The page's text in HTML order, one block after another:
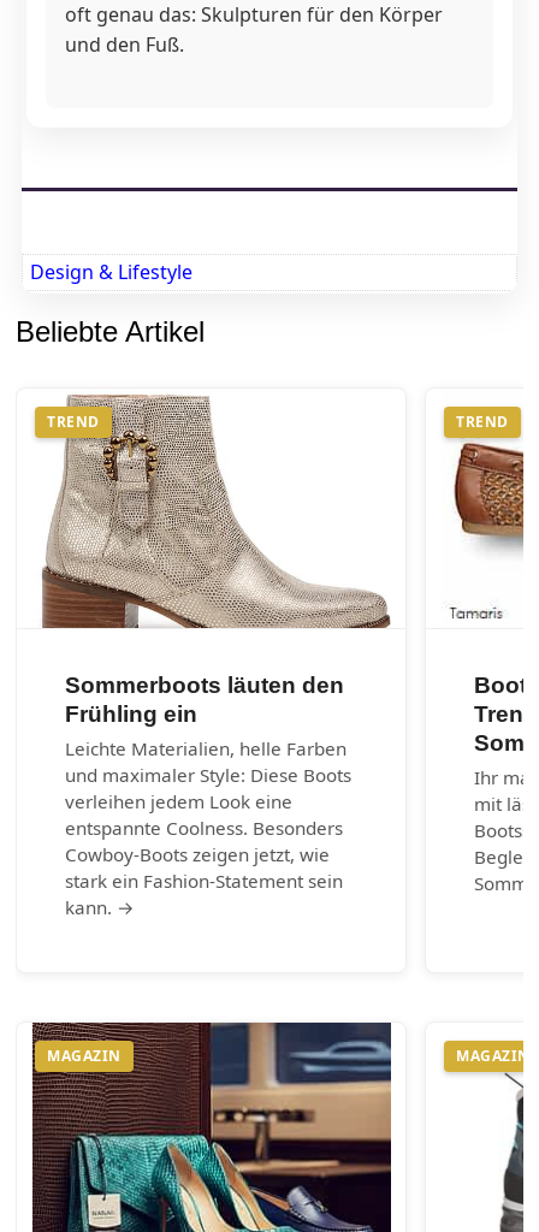
oft genau das: Skulpturen für den Körper
und den Fuß.
Design & Lifestyle
Beliebte Artikel
TREND
Sommerboots läuten den
Frühling ein
Leichte Materialien, helle Farben
und maximaler Style: Diese Boots
verleihen jedem Look eine
entspannte Coolness. Besonders
Cowboy-Boots zeigen jetzt, wie
stark ein Fashion-Statement sein
kann. →
TREND
Ihr
mit
MAGAZIN MAGAZIN